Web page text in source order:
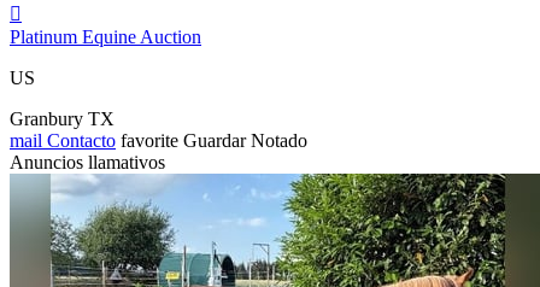

Platinum Equine Auction
US
Granbury TX
mail Contacto favorite Guardar Notado
Anuncios llamativos